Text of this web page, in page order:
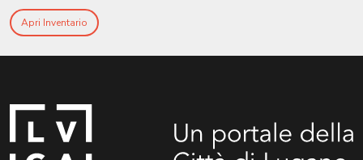
Apri Inventario